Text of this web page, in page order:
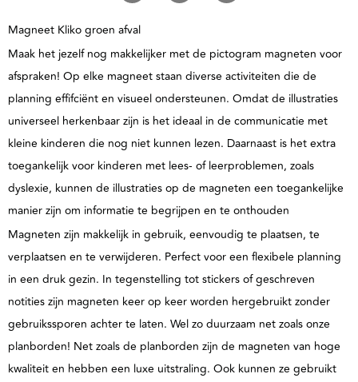
Magneet Kliko groen afval
Maak het jezelf nog makkelijker met de pictogram magneten voor
afspraken! Op elke magneet staan diverse activiteiten die de
planning effifciënt en visueel ondersteunen. Omdat de illustraties
universeel herkenbaar zijn is het ideaal in de communicatie met
kleine kinderen die nog niet kunnen lezen. Daarnaast is het extra
toegankelijk voor kinderen met lees- of leerproblemen, zoals
dyslexie, kunnen de illustraties op de magneten een toegankelijke
manier zijn om informatie te begrijpen en te onthouden
Magneten zijn makkelijk in gebruik, eenvoudig te plaatsen, te
verplaatsen en te verwijderen. Perfect voor een flexibele planning
in een druk gezin. In tegenstelling tot stickers of geschreven
notities zijn magneten keer op keer worden hergebruikt zonder
gebruikssporen achter te laten. Wel zo duurzaam net zoals onze
planborden! Net zoals de planborden zijn de magneten van hoge
kwaliteit en hebben een luxe uitstraling. Ook kunnen ze gebruikt